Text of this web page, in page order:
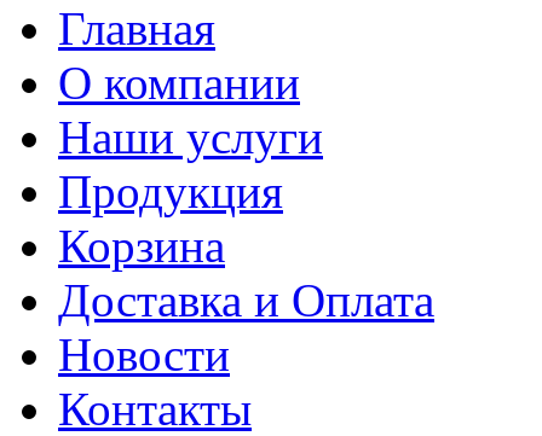
Главная
О компании
Наши услуги
Продукция
Корзина
Доставка и Оплата
Новости
Контакты